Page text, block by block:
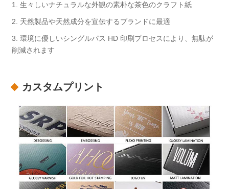
1. 生々しいナチュラルな外観の素朴な茶色のクラフト紙
2. 天然製品や天然成分を宣伝するブランドに最適
3. 環境に優しいシングルパス HD 印刷プロセスにより、無駄が
削減されます
カスタムプリント